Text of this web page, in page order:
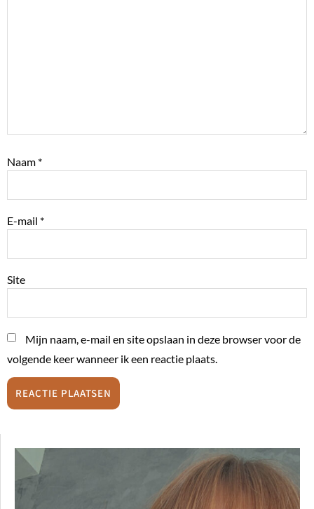
Naam *
E-mail *
Site
Mijn naam, e-mail en site opslaan in deze browser voor de
volgende keer wanneer ik een reactie plaats.